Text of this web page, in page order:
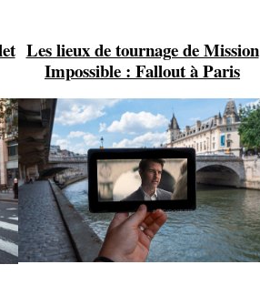
Les lieux de tournage de Mission
Impossible : Fallout à Paris